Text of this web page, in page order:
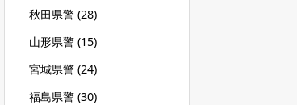
秋田県警 (28)
山形県警 (15)
宮城県警 (24)
福島県警 (30)